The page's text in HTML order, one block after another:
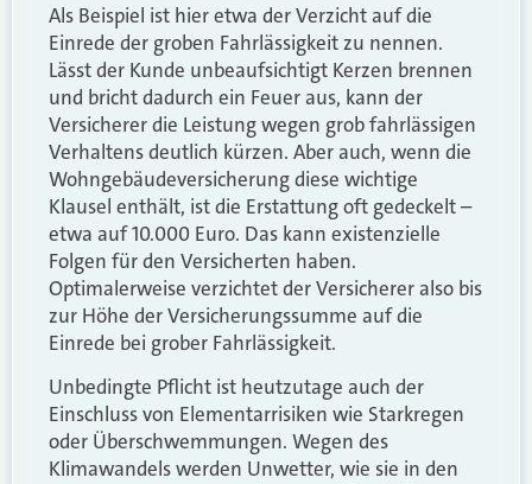
Als Beispiel ist hier etwa der Verzicht auf die
Einrede der groben Fahrlässigkeit zu nennen.
Lässt der Kunde unbeaufsichtigt Kerzen brennen
und bricht dadurch ein Feuer aus, kann der
Versicherer die Leistung wegen grob fahrlässigen
Verhaltens deutlich kürzen. Aber auch, wenn die
Wohngebäudeversicherung diese wichtige
Klausel enthält, ist die Erstattung oft gedeckelt –
etwa auf 10.000 Euro. Das kann existenzielle
Folgen für den Versicherten haben.
Optimalerweise verzichtet der Versicherer also bis
zur Höhe der Versicherungssumme auf die
Einrede bei grober Fahrlässigkeit.
Unbedingte Pflicht ist heutzutage auch der
Einschluss von Elementarrisiken wie Starkregen
oder Überschwemmungen. Wegen des
Klimawandels werden Unwetter, wie sie in den